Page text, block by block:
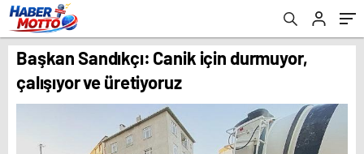
Başkan Sandıkçı: Canik için durmuyor,
çalışıyor ve üretiyoruz